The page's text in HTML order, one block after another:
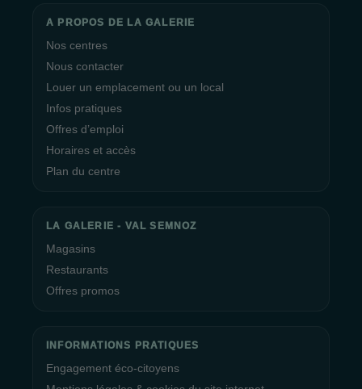
A PROPOS DE LA GALERIE
Nos centres
Nous contacter
Louer un emplacement ou un local
Infos pratiques
Offres d’emploi
Horaires et accès
Plan du centre
LA GALERIE - VAL SEMNOZ
Magasins
Restaurants
Offres promos
INFORMATIONS PRATIQUES
Engagement éco-citoyens